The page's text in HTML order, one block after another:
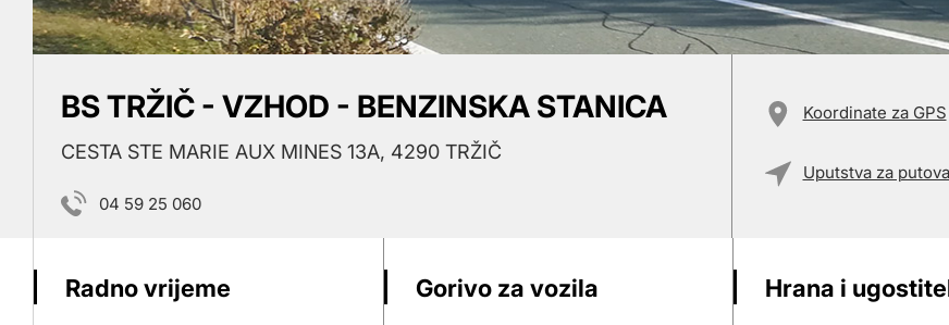
BS TRŽIČ - VZHOD - BENZINSKA STANICA
CESTA STE MARIE AUX MINES 13A, 4290 TRŽIČ
04 59 25 060
Koordinate za GPS
Uputstva za
Radno vrijeme Gorivo za vozila Hrana i